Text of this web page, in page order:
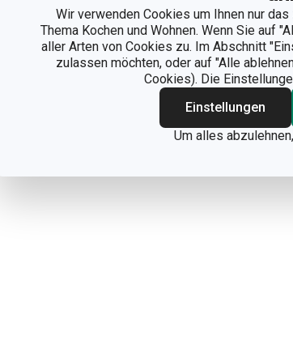
Wir verwenden Cookies um Ihnen nur
Thema Kochen und Wohnen. Wenn Sie auf
aller Arten von Cookies zu. Im Abschnitt
zulassen möchten, oder auf "Alle
Cookies). Die
Einstellungen
Um alles